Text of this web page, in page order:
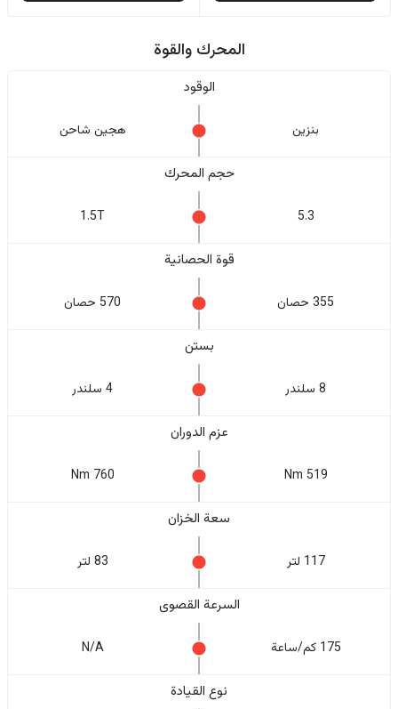
المحرك والقوة
الوقود
بنزين هجين شاحن
حجم المحرك
5.3
1.5T
قوة الحصانية
355 حصان 570 حصان
بستن
8 سلندر 4 سلندر
عزم الدوران
519 Nm
760 Nm
سعة الخزان
117 لتر 83 لتر
السرعة القصوى
175 كم/ساعة N/A
نوع القيادة